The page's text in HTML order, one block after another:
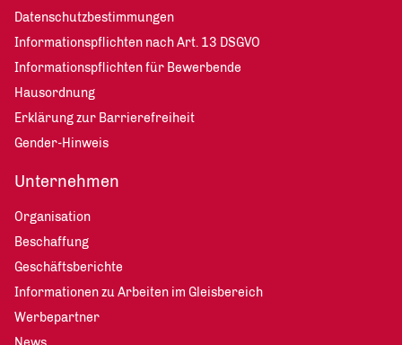
Datenschutzbestimmungen
Informationspflichten nach Art. 13 DSGVO
Informationspflichten für Bewerbende
Hausordnung
Erklärung zur Barrierefreiheit
Gender-Hinweis
Unternehmen
Organisation
Beschaffung
Geschäftsberichte
Informationen zu Arbeiten im Gleisbereich
Werbepartner